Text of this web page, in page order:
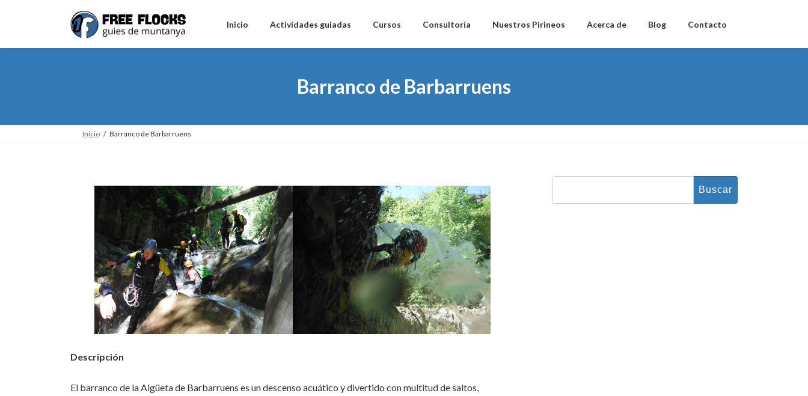
Inicio Actividades guiadas Cursos Consultoría Nuestros Pirineos Acerca de Blog Contacto
Barranco de Barbarruens
Inicio Barranco de Barbarruens
Descripción
El barranco de la Aigüeta de Barbarruens es un descenso acuático y divertido con multitud de saltos,
Buscar: